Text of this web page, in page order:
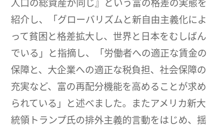
紹介し、「グローバリズムと新自由主義化によ
って貧困と格差拡大し、世界と日本をむしばん
でいる」と指摘し、「労働者への適正な賃金の
保障と、大企業への適正な税負担、社会保障の
充実など、富の再配分機能を高めることが求め
られている」と述べました。またアメリカ新大
統領トランプ氏の排外主義的言動をはじめ、揺